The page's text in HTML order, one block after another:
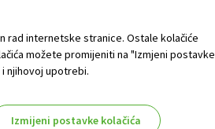
rad internetske stranice. Ostale kolačiće
možete promijeniti na "Izmjeni postavke
i njihovoj upotrebi.
Izmijeni postavke kolačića